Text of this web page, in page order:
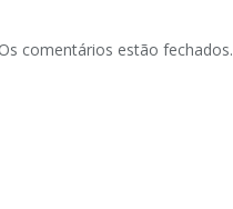
Os comentários estão fechados.